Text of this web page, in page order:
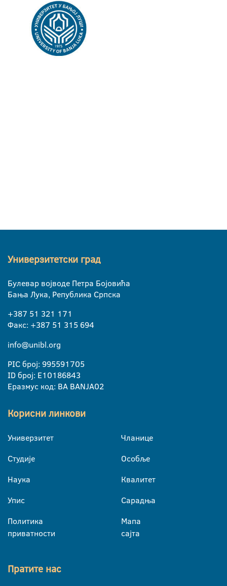
Универзитетски град
Булевар војводе Петра Бојовића
Бања Лука, Република Српска
+387 51 321 171
Факс: +387 51 315 694
info@unibl.org
PIC број: 995591705
ID број: E10186843
Еразмус код: BA BANJA02
Корисни линкови
Универзитет
Студије
Наука
Упис
Политика
приватности
Чланице
Особље
Квалитет
Сарадња
Мапа
сајта
Пратите нас